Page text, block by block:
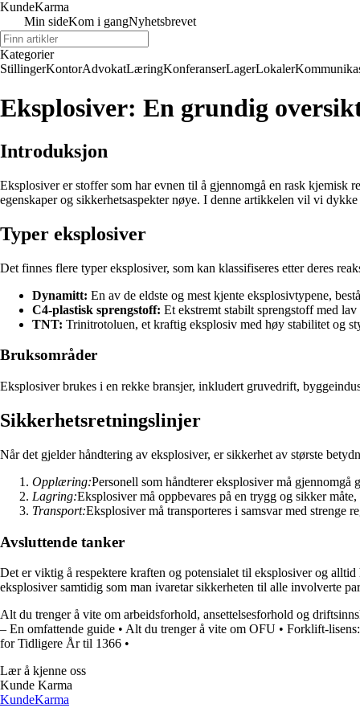
KundeKarma
Min sideKom i gangNyhetsbrevet
Kategorier
StillingerKontorAdvokatLæringKonferanserLagerLokaler
Eksplosiver: En grundig
Introduksjon
Eksplosiver er stoffer som har evnen til å gjennomgå en rask kjemisk
egenskaper og sikkerhetsaspekter nøye. I denne artikkelen vil vi
Typer eksplosiver
Det finnes flere typer eksplosiver, som kan klassifiseres etter deres
Dynamitt: En av de eldste og mest kjente eksplosivtypene,
C4-plastisk sprengstoff: Et ekstremt stabilt sprengstoff med
TNT: Trinitrotoluen, et kraftig eksplosiv med høy stabilitet og
Bruksområder
Eksplosiver brukes i en rekke bransjer, inkludert gruvedrift,
Sikkerhetsretningslinjer
Når det gjelder håndtering av eksplosiver, er sikkerhet av største
Opplæring:Personell som håndterer eksplosiver må
Lagring:Eksplosiver må oppbevares på en trygg og sikker
Transport:Eksplosiver må transporteres i samsvar med strenge
Avsluttende tanker
Det er viktig å respektere kraften og potensialet til eksplosiver og
eksplosiver samtidig som man ivaretar sikkerheten til alle involverte
Alt du trenger å vite om arbeidsforhold, ansettelsesforhold og
– En omfattende guide • Alt du trenger å vite om OFU • Forklift-
for Tidligere År til 1366 •
Lær å kjenne oss
Kunde Karma
KundeKarma